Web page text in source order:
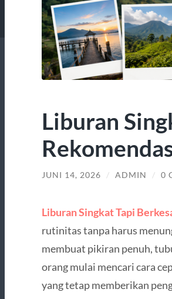
Liburan
JUNI 14, 2026 / ADMIN / 0
Liburan Singkat Tapi
rutinitas tanpa harus
membuat pikiran penuh,
orang mulai mencari cara
yang tetap memberikan